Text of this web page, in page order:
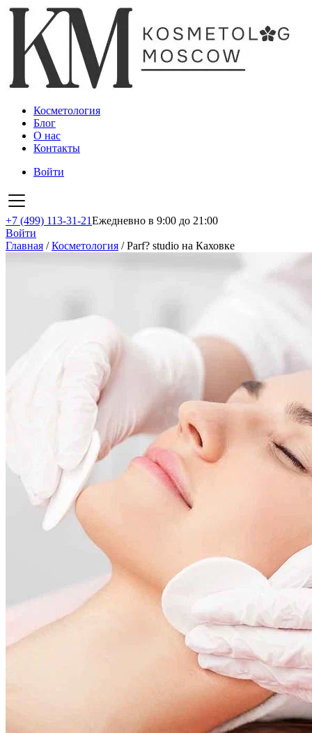
Косметология
Блог
О нас
Контакты
Войти
+7 (499) 113-31-21Ежедневно в 9:00 до 21:00
Войти
Главная /Косметология /Parf? studio на Каховке